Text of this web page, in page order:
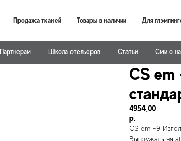
Продажа тканей Товары в наличии Для
Партнерам Школа отельеров Статьи Cми о
CS
4954,00
р.
CS em -9
Выгружать на